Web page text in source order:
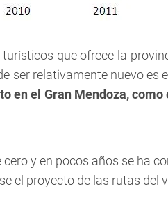
que ofrece la
ser relativamente nuevo es el
en el Gran Mendoza, como
cero y en pocos años se ha
el proyecto de las rutas del